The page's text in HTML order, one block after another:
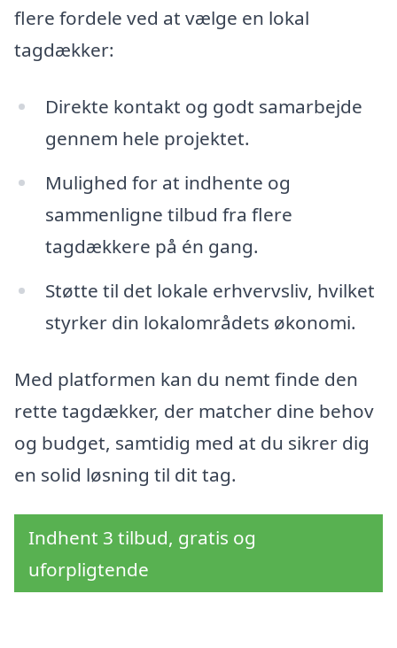
flere fordele ved at vælge en lokal
tagdækker:
Direkte kontakt og godt samarbejde
gennem hele projektet.
Mulighed for at indhente og
sammenligne tilbud fra flere
tagdækkere på én gang.
Støtte til det lokale erhvervsliv, hvilket
styrker din lokalområdets økonomi.
Med platformen kan du nemt finde den
rette tagdækker, der matcher dine behov
og budget, samtidig med at du sikrer dig
en solid løsning til dit tag.
Indhent 3 tilbud, gratis og
uforpligtende